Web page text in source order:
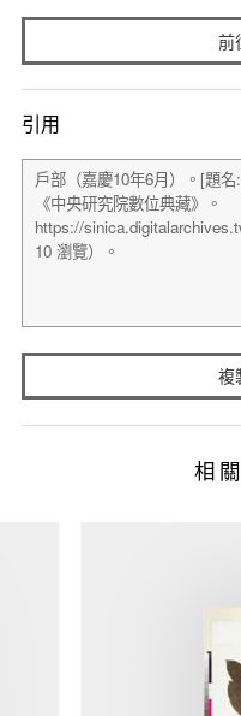
前
引用
複
相